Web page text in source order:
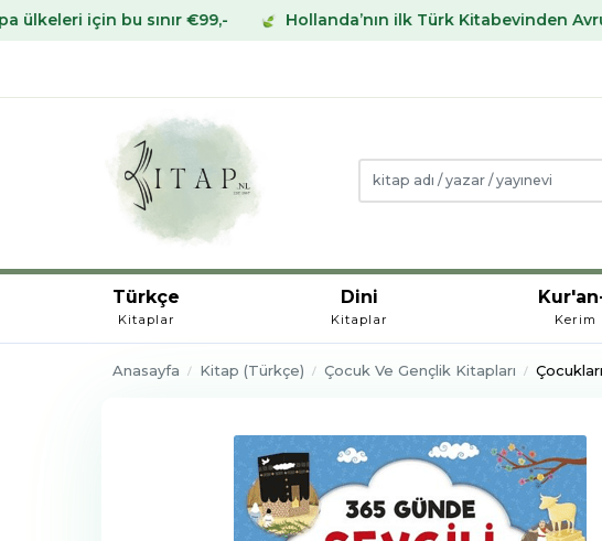
bu sınır €99,- Hollanda’nın ilk Türk Kitabevinden Avrupa’nın her
Türkçe
Kitaplar
Dini
Kitaplar Kerim
Anasayfa Kitap (Türkçe) Çocuk Ve Gençlik Kitapları